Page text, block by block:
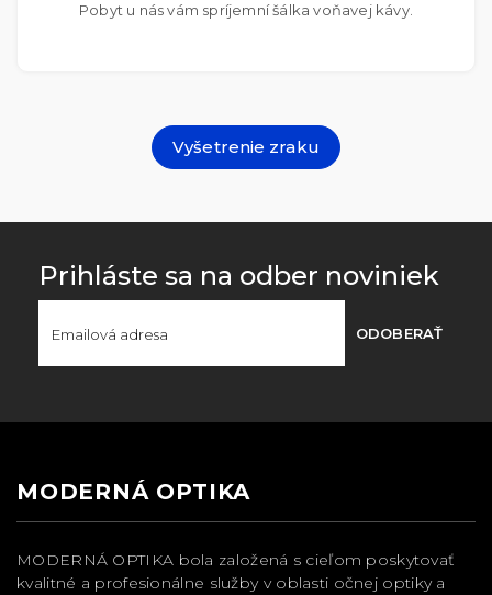
Pobyt u nás vám spríjemní šálka voňavej kávy.
Vyšetrenie zraku
Prihláste sa na odber noviniek
ODOBERAŤ
MODERNÁ OPTIKA
MODERNÁ OPTIKA bola založená s cieľom poskytovať
kvalitné a profesionálne služby v oblasti očnej optiky a